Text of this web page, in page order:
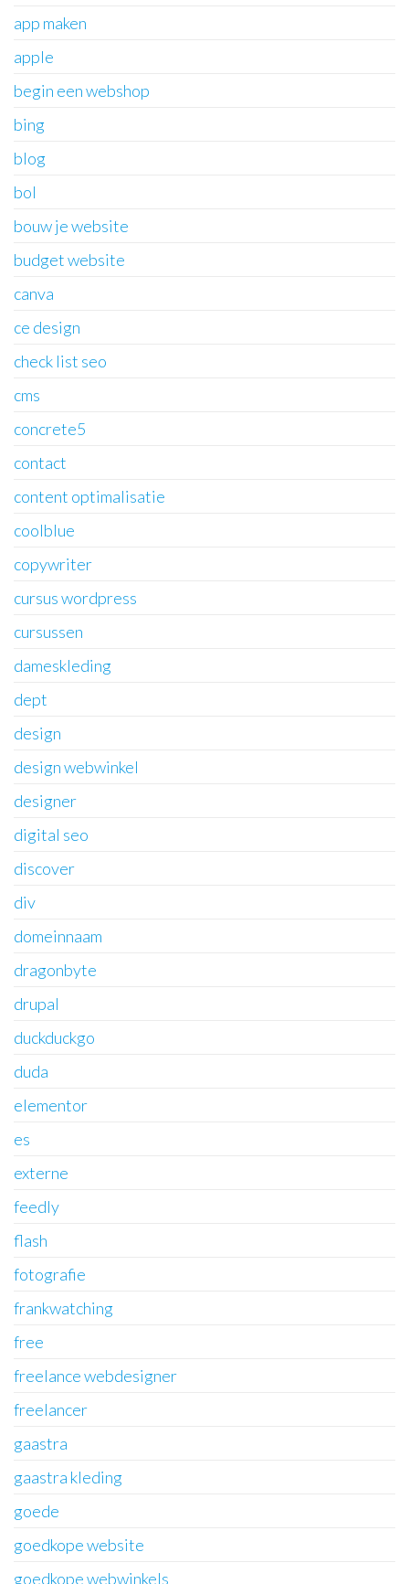
app maken
apple
begin een webshop
bing
blog
bol
bouw je website
budget website
canva
ce design
check list seo
cms
concrete5
contact
content optimalisatie
coolblue
copywriter
cursus wordpress
cursussen
dameskleding
dept
design
design webwinkel
designer
digital seo
discover
div
domeinnaam
dragonbyte
drupal
duckduckgo
duda
elementor
es
externe
feedly
flash
fotografie
frankwatching
free
freelance webdesigner
freelancer
gaastra
gaastra kleding
goede
goedkope website
goedkope webwinkels